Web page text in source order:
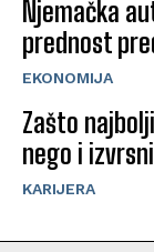
Njemačka
prednost
EKONOMIJA
Zašto
nego i
KARIJERA